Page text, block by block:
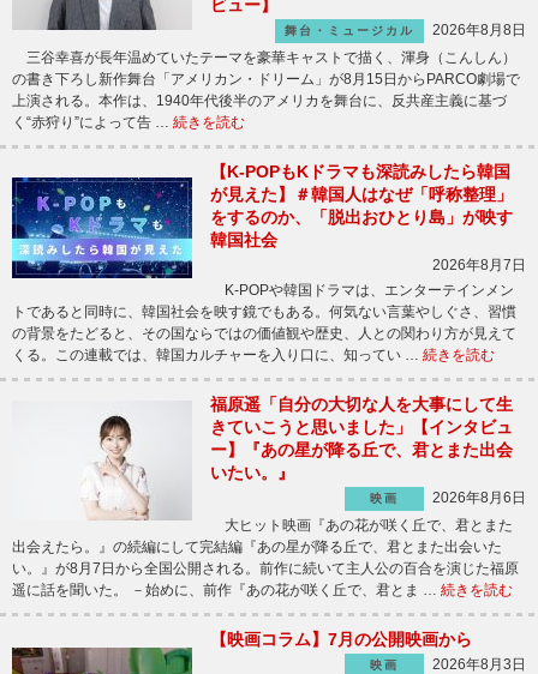
ビュー】
舞台・ミュージカル
2026年8月8日
三谷幸喜が長年温めていたテーマを豪華キャストで描く、渾身（こんしん）
の書き下ろし新作舞台「アメリカン・ドリーム」が8月15日からPARCO劇場で
上演される。本作は、1940年代後半のアメリカを舞台に、反共産主義に基づ
く“赤狩り”によって告 … 続きを読む
【K-POPもKドラマも深読みしたら韓国
が見えた】＃韓国人はなぜ「呼称整理」
をするのか、「脱出おひとり島」が映す
韓国社会
2026年8月7日
K-POPや韓国ドラマは、エンターテインメン
トであると同時に、韓国社会を映す鏡でもある。何気ない言葉やしぐさ、習慣
の背景をたどると、その国ならではの価値観や歴史、人との関わり方が見えて
くる。この連載では、韓国カルチャーを入り口に、知ってい … 続きを読む
福原遥「自分の大切な人を大事にして生
きていこうと思いました」【インタビュ
ー】『あの星が降る丘で、君とまた出会
いたい。』
映画
2026年8月6日
大ヒット映画『あの花が咲く丘で、君とまた
出会えたら。』の続編にして完結編『あの星が降る丘で、君とまた出会いた
い。』が8月7日から全国公開される。前作に続いて主人公の百合を演じた福原
遥に話を聞いた。 －始めに、前作『あの花が咲く丘で、君とま … 続きを読む
【映画コラム】7月の公開映画から
映画
2026年8月3日